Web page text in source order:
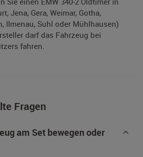
Jena, Gera, Weimar, Gotha,
Ilmenau, Suhl oder Mühlhausen)
darf das Fahrzeug bei
fahren.
Fragen
am Set bewegen oder